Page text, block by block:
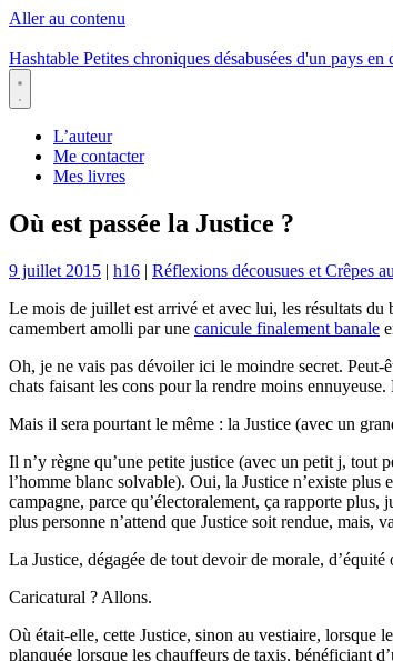
Aller au contenu
Hashtable Petites chroniques désabusées d'un pays
Menu
L’auteur
Me contacter
Mes livres
Où est passée la Justice ?
9 juillet 2015 | h16 | Réflexions décousues et Crêpes
Le mois de juillet est arrivé et avec lui, les résultats
camembert amolli par une canicule finalement banale
Oh, je ne vais pas dévoiler ici le moindre secret. Peut-
chats faisant les cons pour la rendre moins
Mais il sera pourtant le même : la Justice (avec un
Il n’y règne qu’une petite justice (avec un petit j, tout
l’homme blanc solvable). Oui, la Justice n’existe plus
campagne, parce qu’électoralement, ça rapporte
plus personne n’attend que Justice soit rendue, mais,
La Justice, dégagée de tout devoir de morale,
Caricatural ? Allons.
Où était-elle, cette Justice, sinon au vestiaire, lorsque
planquée lorsque les chauffeurs de taxis, bénéficiant